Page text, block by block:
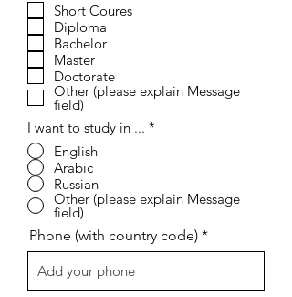
Short Coures
Diploma
Bachelor
Master
Doctorate
Other (please explain Message
field)
I want to study in ... *
English
Arabic
Russian
Other (please explain Message
field)
Phone (with country code)